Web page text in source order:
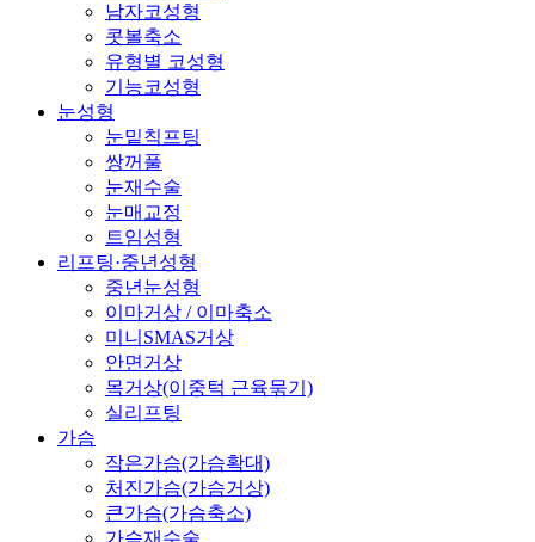
남자코성형
콧볼축소
유형별 코성형
기능코성형
눈성형
눈밑칙프팅
쌍꺼풀
눈재수술
눈매교정
트임성형
리프팅·중년성형
중년눈성형
이마거상 / 이마축소
미니SMAS거상
안면거상
목거상(이중턱 근육묶기)
실리프팅
가슴
작은가슴(가슴확대)
처진가슴(가슴거상)
큰가슴(가슴축소)
가슴재수술